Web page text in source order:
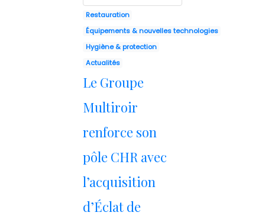
Restauration
Équipements & nouvelles technologies
Hygiène & protection
Actualités
Le Groupe
Multiroir
renforce son
pôle CHR avec
l’acquisition
d’Éclat de